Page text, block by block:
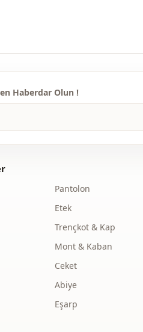
Cep
Detay
Kullanim
Haberdar Olun !
Pantolon
Etek
Trençkot & Kap
Mont & Kaban
Ceket
Abiye
Eşarp